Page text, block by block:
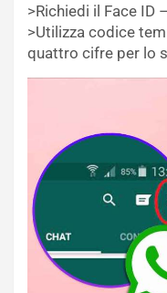
>Richiedi il Face ID
>Utilizza codice
quattro cifre per lo